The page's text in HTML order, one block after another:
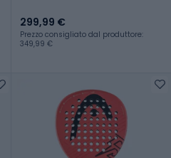
299,99 €
Prezzo consigliato dal produttore:
349,99 €